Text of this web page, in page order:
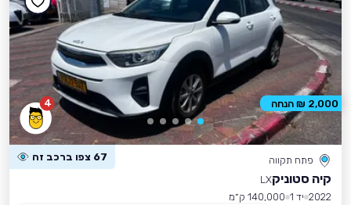
4
פתח תקווה 67 צפו ברכב זה
קיה סטוניקLX
2022 יד 1
140,000 ק״מ
2,000 ₪ הנחה